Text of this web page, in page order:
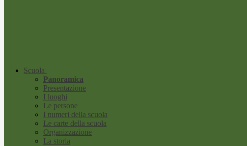
Scuola
Panoramica
Presentazione
I luoghi
Le persone
I numeri della scuola
Le carte della scuola
Organizzazione
La storia